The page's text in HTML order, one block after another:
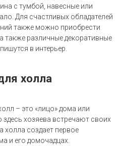
с тумбой, навесные или
Для счастливых обладателей
также можно приобрести
также различные декоративные
в интерьер.
холла
– это «лицо» дома или
хозяева встречают своих
холла создает первое
и его домочадцах.